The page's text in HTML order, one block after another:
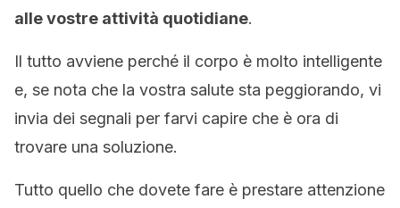
alle vostre attività quotidiane.
Il tutto avviene perché il corpo è molto intelligente
e, se nota che la vostra salute sta peggiorando, vi
invia dei segnali per farvi capire che è ora di
trovare una soluzione.
Tutto quello che dovete fare è prestare attenzione